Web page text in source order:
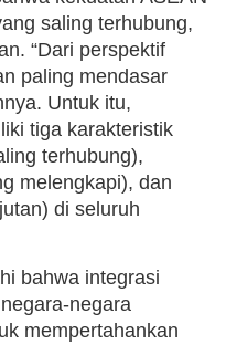
saling terhubung,
“Dari perspektif
paling mendasar
Untuk itu,
tiga karakteristik
terhubung),
melengkapi), dan
di seluruh
bahwa integrasi
negara
mempertahankan